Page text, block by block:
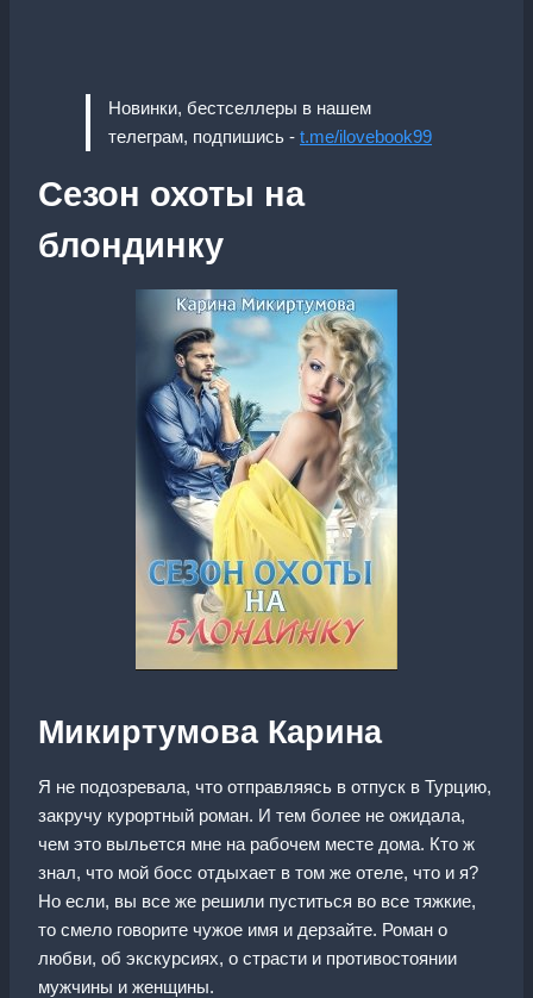
Новинки, бестселлеры в нашем
телеграм, подпишись - t.me/ilovebook99
Сезон охоты на
блондинку
Микиртумова Карина
Я не подозревала, что отправляясь в отпуск в Турцию,
закручу курортный роман. И тем более не ожидала,
чем это выльется мне на рабочем месте дома. Кто ж
знал, что мой босс отдыхает в том же отеле, что и я?
Но если, вы все же решили пуститься во все тяжкие,
то смело говорите чужое имя и дерзайте. Роман о
любви, об экскурсиях, о страсти и противостоянии
мужчины и женщины.